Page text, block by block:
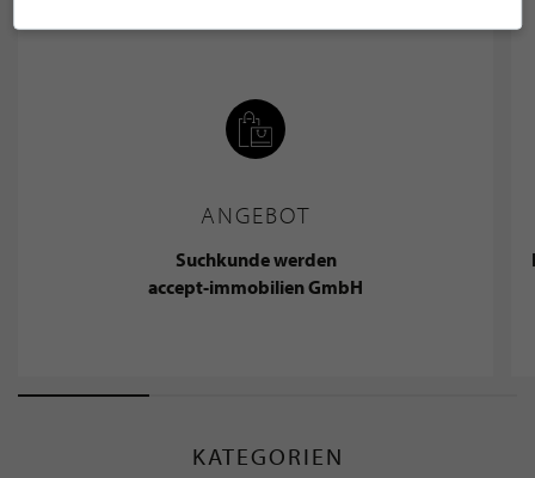
ANGEBOT
Suchkunde werden
accept-immobilien GmbH
KATEGORIEN